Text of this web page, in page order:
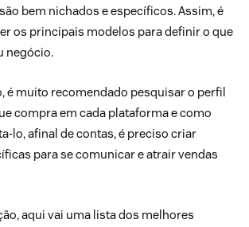
bem nichados e específicos. Assim, é
os principais modelos para definir o que
negócio.
é muito recomendado pesquisar o perfil
compra em cada plataforma e como
lo, afinal de contas, é preciso criar
para se comunicar e atrair vendas
aqui vai uma lista dos melhores